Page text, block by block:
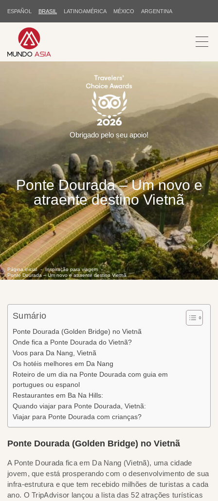
ESPAÑOL BRASIL LATINOAMÉRICA MÉXICO ARGENTINA
Ponte Dourada – Um novo e
atraente destino Vietnã
Página inicial
Inspiração para viagem
Ponte Dourada – Um novo e atraente destino Vietnã
Obrigado pelo seu apoio!
Sumário
Ponte Dourada (Golden Bridge) no Vietnã
Onde fica a Ponte Dourada do Vietnã?
Voos para Da Nang, Vietnã
Os hotéis melhores em Da Nang
Roteiro de um dia na Ponte Dourada com guia em
portugues ou espanol
Restaurantes em Ba Na Hills:
Quando viajar para Ponte Dourada, Vietnã:
Viajar para Ponte Dourada com crianças?
Ponte Dourada (Golden Bridge) no Vietnã
A Ponte Dourada fica em Da Nang (Vietnã), uma cidade
jovem, que está prosperando com o desenvolvimento de sua
infra-estrutura e que tem recebido milhões de turistas a cada
ano. O TripAdvisor lançou a lista das 52 atrações turísticas